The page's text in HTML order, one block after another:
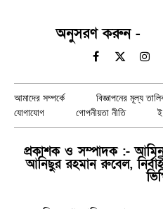
অনুসরণ করুন -
Facebook
X
আমাদের সম্পর্কে বিজ্ঞাপনের মূল্য
যোগাযোগ
গোপনীয়তা নীতি
প্রকাশক ও সম্পাদক :-
আনিছুর রহমান রুবেল,